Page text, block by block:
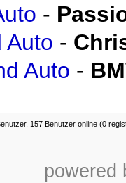
-
Auto -
Auto -
157 Benutzer online (0
powered